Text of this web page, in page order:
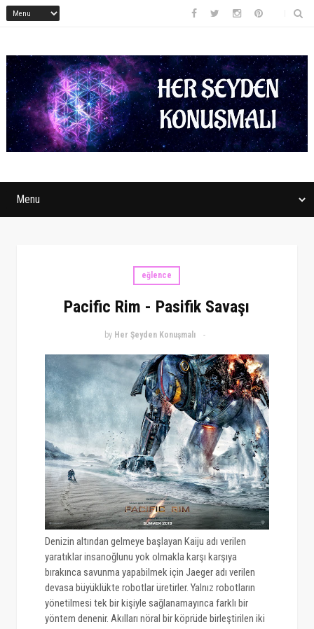
eğlence
Pacific Rim - Pasifik Savaşı
by Her Şeyden Konuşmalı
Denizin altından gelmeye başlayan Kaiju adı verilen
yaratıklar insanoğlunu yok olmakla karşı karşıya
bırakınca savunma yapabilmek için Jaeger adı verilen
devasa büyüklükte robotlar üretirler. Yalnız robotların
yönetilmesi tek bir kişiyle sağlanamayınca farklı bir
yöntem denenir. Akılları nöral bir köprüde birleştirilen iki